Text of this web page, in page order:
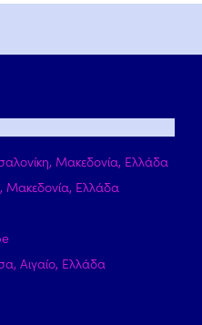
Μακεδονία, Ελλάδα
Μακεδονία, Ελλάδα
Αιγαίο, Ελλάδα